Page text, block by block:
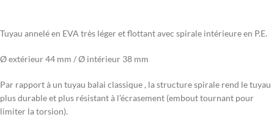
Tuyau annelé en EVA très léger et flottant avec spirale intérieure en P.E.
Ø extérieur 44 mm / Ø intérieur 38 mm
Par rapport à un tuyau balai classique , la structure spirale rend le tuyau
plus durable et plus résistant à l’écrasement (embout tournant pour
limiter la torsion).